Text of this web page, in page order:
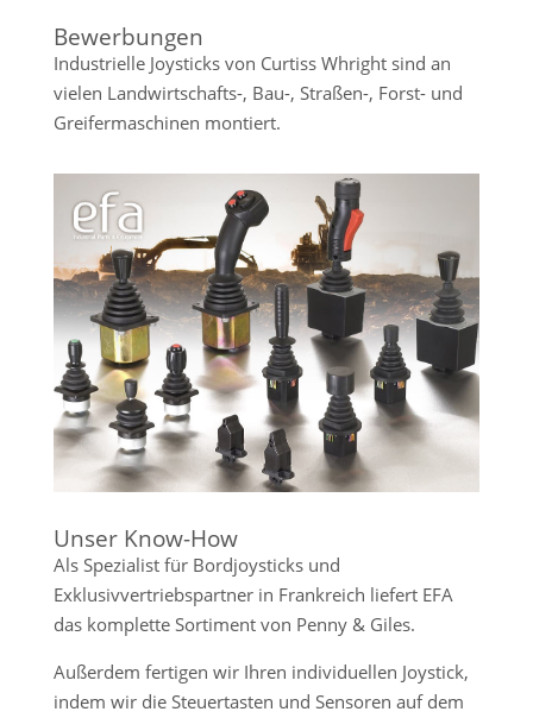
Bewerbungen
Industrielle Joysticks von Curtiss Whright sind an
vielen Landwirtschafts-, Bau-, Straßen-, Forst- und
Greifermaschinen montiert.
Unser Know-How
Als Spezialist für Bordjoysticks und
Exklusivvertriebspartner in Frankreich liefert EFA
das komplette Sortiment von Penny & Giles.
Außerdem fertigen wir Ihren individuellen Joystick,
indem wir die Steuertasten und Sensoren auf dem